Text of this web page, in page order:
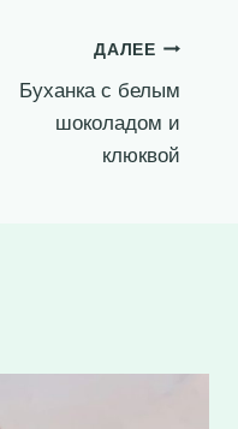
ДАЛЕЕ
Буханка с белым
шоколадом и
клюквой